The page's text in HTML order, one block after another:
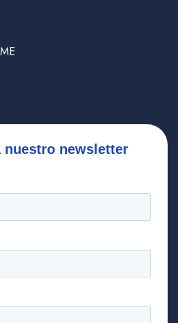
nuestro newsletter